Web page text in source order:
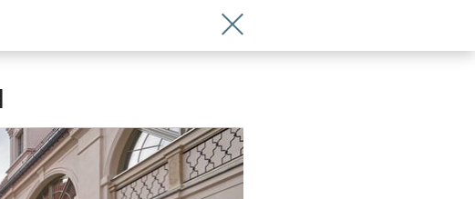
Wróć do artykułu Byliśmy w